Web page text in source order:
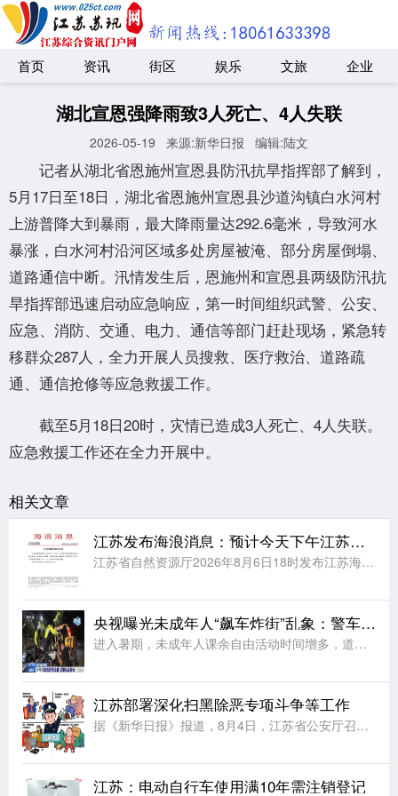
首页 资讯 街区 娱乐 文旅 企业
湖北宣恩强降雨致3人死亡、4人失联
2026-05-19 来源:新华日报 编辑:陆文
记者从湖北省恩施州宣恩县防汛抗旱指挥部了解到，
5月17日至18日，湖北省恩施州宣恩县沙道沟镇白水河村
上游普降大到暴雨，最大降雨量达292.6毫米，导致河水
暴涨，白水河村沿河区域多处房屋被淹、部分房屋倒塌、
道路通信中断。汛情发生后，恩施州和宣恩县两级防汛抗
旱指挥部迅速启动应急响应，第一时间组织武警、公安、
应急、消防、交通、电力、通信等部门赶赴现场，紧急转
移群众287人，全力开展人员搜救、医疗救治、道路疏
通、通信抢修等应急救援工作。
截至5月18日20时，灾情已造成3人死亡、4人失联。
应急救援工作还在全力开展中。
相关文章
江苏发布海浪消息：预计今天下午江苏海域将有大到巨浪
江苏省自然资源厅2026年8月6日18时发布江苏海域海浪消息：受今年第13号台风“白海豚”(强台风级)的影响，预计明天下午起，江苏海域将出现一次2.5～4.5米的大到巨浪过程。请有关单位和人员做好防范
央视曝光未成年人“飙车炸街”乱象：警车旁烧胎、5人挤骑电动车、改装电摩炫技；多地交警开展查处
进入暑期，未成年人课余自由活动时间增多，道路交通安全风险随之大幅增大。有的未成年人在公共道路危险驾车、违法载人、拍摄炫技视频 ，扰乱正常通行秩序，为出行安全带来极大隐患。违法载人，拍摄炫技警惕未成年人
江苏部署深化扫黑除恶专项斗争等工作
据《新华日报》报道，8月4日，江苏省公安厅召开全省公安机关视频调度会，部署深化扫黑除恶专项斗争、打击治理电信网络诈骗犯罪和有关专项打击整治等工作。会议要求，全力打好扫黑除恶攻坚仗。严打整治软暴力催收、
江苏：电动自行车使用满10年需注销登记